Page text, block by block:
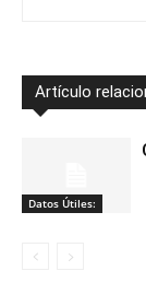
Artículo
Datos Útiles: